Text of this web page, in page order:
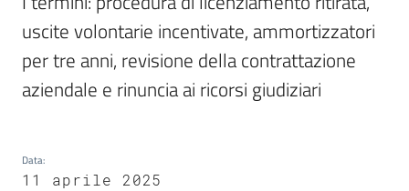
Piani
Programmi
Progetti
uscite volontarie incentivate, ammortizzatori
per tre anni, revisione della contrattazione
aziendale e rinuncia ai ricorsi giudiziari
Data:
11 aprile 2025